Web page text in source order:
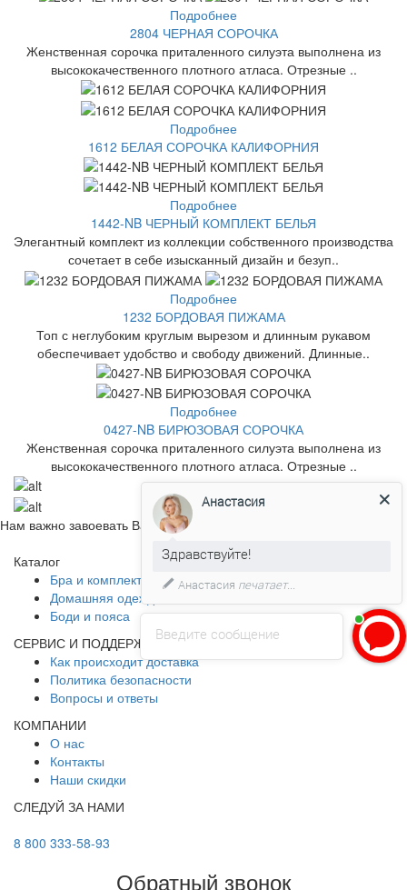
Подробнее
2804 ЧЕРНАЯ СОРОЧКА
Женственная сорочка приталенного силуэта выполнена из
высококачественного плотного атласа. Отрезные ..
Подробнее
1612 БЕЛАЯ СОРОЧКА КАЛИФОРНИЯ
Подробнее
1442-NB ЧЕРНЫЙ КОМПЛЕКТ БЕЛЬЯ
Элегантный комплект из коллекции собственного производства
сочетает в себе изысканный дизайн и безуп..
Подробнее
1232 БОРДОВАЯ ПИЖАМА
Топ с неглубоким круглым вырезом и длинным рукавом
обеспечивает удобство и свободу движений. Длинные..
Подробнее
0427-NB БИРЮЗОВАЯ СОРОЧКА
Женственная сорочка приталенного силуэта выполнена из
высококачественного плотного атласа. Отрезные ..
Нам важно завоевать Ваше доверие!
Каталог
Бра и комплекты
Домашняя одежда
Боди и пояса
СЕРВИС И ПОДДЕРЖКА
Как происходит доставка
Политика безопасности
Вопросы и ответы
КОМПАНИИ
О нас
Контакты
Наши скидки
СЛЕДУЙ ЗА НАМИ
8 800 333-58-93
Обратный звонок
Введите сообщение
Анастасия
Здравствуйте!
Давайте мы поможем Вам с
размером!)